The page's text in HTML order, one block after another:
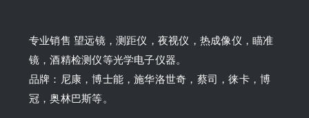
专业销售 望远镜，测距仪，夜视仪，热成像仪，瞄准
镜，酒精检测仪等光学电子仪器。
品牌：尼康，博士能，施华洛世奇，蔡司，徕卡，博
冠，奥林巴斯等。